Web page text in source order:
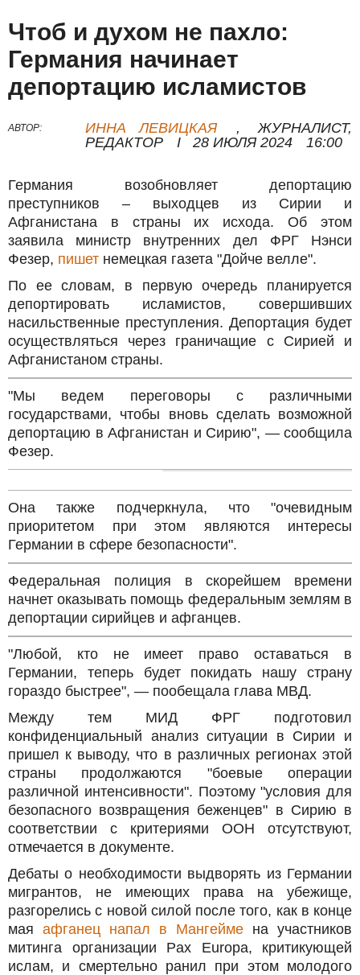
Чтоб и духом не пахло:
Германия начинает
депортацию исламистов
АВТОР: ИННА ЛЕВИЦКАЯ ,
ЖУРНАЛИСТ,
РЕДАКТОР
I 28 ИЮЛЯ 2024 16:00
Германия возобновляет депортацию
преступников – выходцев из Сирии и
Афганистана в страны их исхода. Об этом
заявила министр внутренних дел ФРГ Нэнси
Фезер, пишет немецкая газета "Дойче велле".
По ее словам, в первую очередь планируется
депортировать исламистов, совершивших
насильственные преступления. Депортация будет
осуществляться через граничащие с Сирией и
Афганистаном страны.
"Мы ведем переговоры с различными
государствами, чтобы вновь сделать возможной
депортацию в Афганистан и Сирию", — сообщила
Фезер.
Она также подчеркнула, что "очевидным
приоритетом при этом являются интересы
Германии в сфере безопасности".
Федеральная полиция в скорейшем времени
начнет оказывать помощь федеральным землям в
депортации сирийцев и афганцев.
"Любой, кто не имеет право оставаться в
Германии, теперь будет покидать нашу страну
гораздо быстрее", — пообещала глава МВД.
Между тем МИД ФРГ подготовил
конфиденциальный анализ ситуации в Сирии и
пришел к выводу, что в различных регионах этой
страны продолжаются "боевые операции
различной интенсивности". Поэтому "условия для
безопасного возвращения беженцев" в Сирию в
соответствии с критериями ООН отсутствуют,
отмечается в документе.
Дебаты о необходимости выдворять из Германии
мигрантов, не имеющих права на убежище,
разгорелись с новой силой после того, как в конце
мая афганец напал в Мангейме на участников
митинга организации Pax Europa, критикующей
ислам, и смертельно ранил при этом молодого